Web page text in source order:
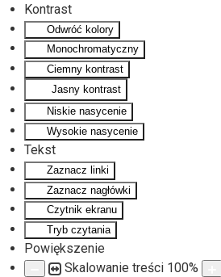
Kontrast
Odwróć kolory
Monochromatyczny
Ciemny kontrast
Jasny kontrast
Niskie nasycenie
Wysokie nasycenie
Tekst
Zaznacz linki
Zaznacz nagłówki
Czytnik ekranu
Tryb czytania
Powiększenie
Skalowanie treści 100%